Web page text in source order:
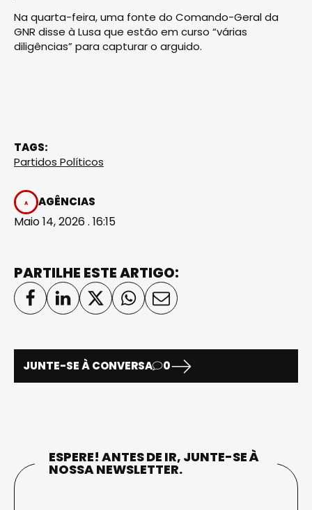
Na quarta-feira, uma fonte do Comando-Geral da
GNR disse à Lusa que estão em curso “várias
diligências” para capturar o arguido.
TAGS:
Partidos Políticos
AGÊNCIAS
Maio 14, 2026 . 16:15
PARTILHE ESTE ARTIGO:
JUNTE-SE À CONVERSA 0
ESPERE! ANTES DE IR, JUNTE-SE À
NOSSA NEWSLETTER.